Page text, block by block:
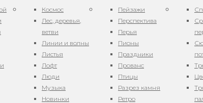
Космос
Лес, деревья,
ветви
Линии и волны
Листья
Лофт
Люди
Музыка
Новинки
Пейзажи
Перспектива
Перья
Пионы
Праздники
Прованс
Птицы
Разрез камня
Ретро